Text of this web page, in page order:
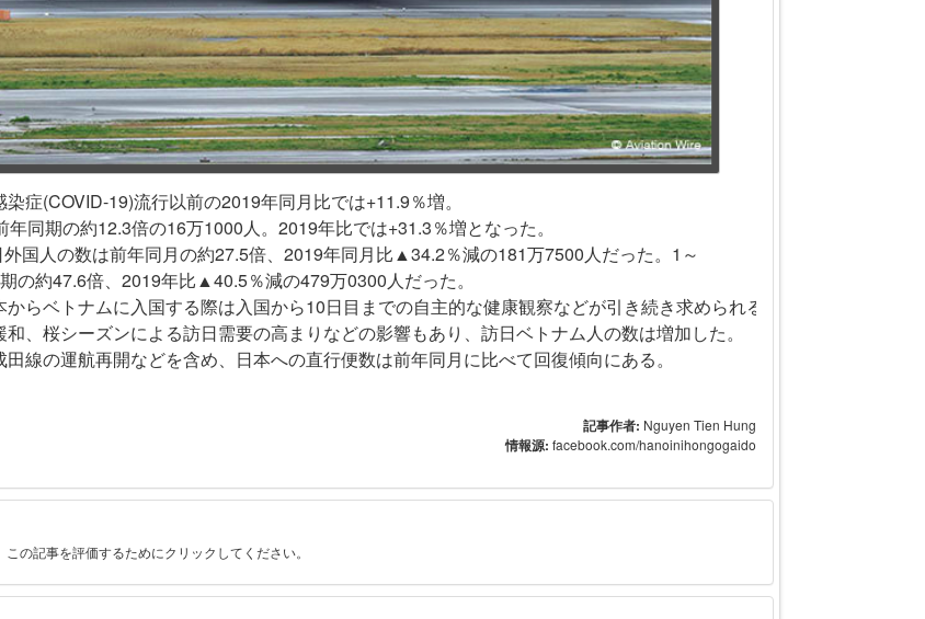
症(COVID-19)流行以前の2019年同月比では+11.9％増。
年同期の約12.3倍の16万1000人。2019年比では+31.3％増となった。
国人の数は前年同月の約27.5倍、2019年同月比▲34.2％減の181万7500人だった。1～
の約47.6倍、2019年比▲40.5％減の479万0300人だった。
らベトナムに入国する際は入国から10日目までの自主的な健康観察などが引き続き求められるものの、
和、桜シーズンによる訪日需要の高まりなどの影響もあり、訪日ベトナム人の数は増加した。
田線の運航再開などを含め、日本への直行便数は前年同月に比べて回復傾向にある。
記事作者: Nguyen Tien Hung
情報源: facebook.com/hanoinihongogaido
この記事を評価するためにクリックしてください。